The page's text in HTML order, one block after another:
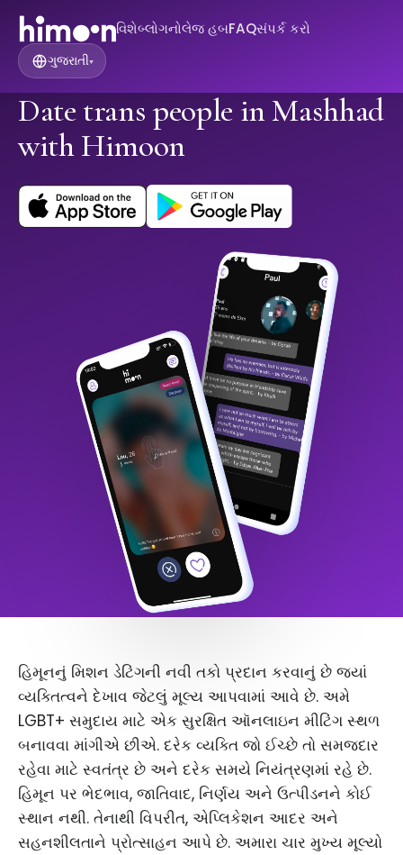
વિશેબ્લોગનોલેજ હબFAQસંપર્ક કરો
ગુજરાતી▾
Date trans people in Mashhad
with Himoon
હિમૂનનું મિશન ડેટિંગની નવી તકો પ્રદાન કરવાનું છે જ્યાં
વ્યક્તિત્વને દેખાવ જેટલું મૂલ્ય આપવામાં આવે છે. અમે
LGBT+ સમુદાય માટે એક સુરક્ષિત ઑનલાઇન મીટિંગ સ્થળ
બનાવવા માંગીએ છીએ. દરેક વ્યક્તિ જો ઈચ્છે તો સમજદાર
રહેવા માટે સ્વતંત્ર છે અને દરેક સમયે નિયંત્રણમાં રહે છે.
હિમૂન પર ભેદભાવ, જાતિવાદ, નિર્ણય અને ઉત્પીડનને કોઈ
સ્થાન નથી. તેનાથી વિપરીત, એપ્લિકેશન આદર અને
સહનશીલતાને પ્રોત્સાહન આપે છે. અમારા ચાર મુખ્ય મૂલ્યો